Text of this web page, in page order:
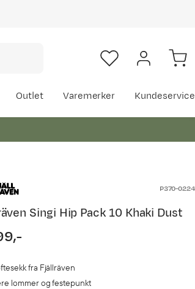
Outlet Varemerker Kundeservice
P370-0224
Singi Hip Pack 10 Khaki Dust
fra Fjällräven
lommer og festepunkt